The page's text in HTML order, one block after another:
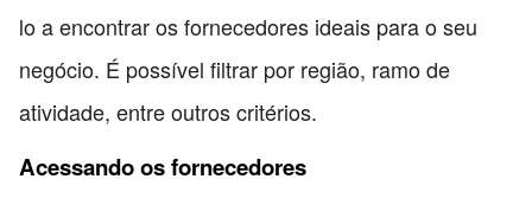
lo a encontrar os fornecedores ideais para o seu
negócio. É possível filtrar por região, ramo de
atividade, entre outros critérios.
Acessando os fornecedores